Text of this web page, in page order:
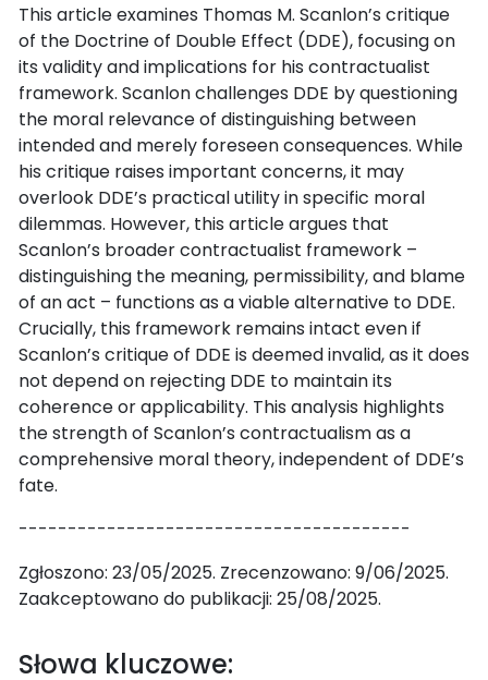
This article examines Thomas M. Scanlon’s critique
of the Doctrine of Double Effect (DDE), focusing on
its validity and implications for his contractualist
framework. Scanlon challenges DDE by questioning
the moral relevance of distinguishing between
intended and merely foreseen consequences. While
his critique raises important concerns, it may
overlook DDE’s practical utility in specific moral
dilemmas. However, this article argues that
Scanlon’s broader contractualist framework –
distinguishing the meaning, permissibility, and blame
of an act – functions as a viable alternative to DDE.
Crucially, this framework remains intact even if
Scanlon’s critique of DDE is deemed invalid, as it does
not depend on rejecting DDE to maintain its
coherence or applicability. This analysis highlights
the strength of Scanlon’s contractualism as a
comprehensive moral theory, independent of DDE’s
fate.
----------------------------------------
Zgłoszono: 23/05/2025. Zrecenzowano: 9/06/2025.
Zaakceptowano do publikacji: 25/08/2025.
Słowa kluczowe: